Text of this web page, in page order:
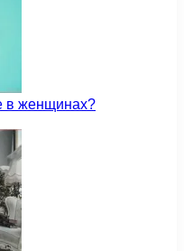
в женщинах?